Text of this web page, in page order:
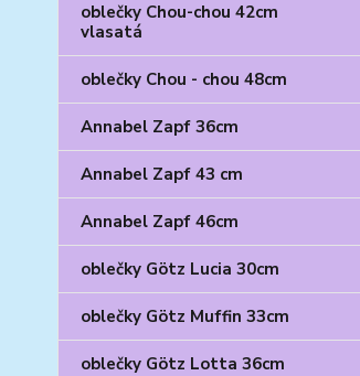
oblečky Chou-chou 42cm
vlasatá
oblečky Chou - chou 48cm
Annabel Zapf 36cm
Annabel Zapf 43 cm
Annabel Zapf 46cm
oblečky Götz Lucia 30cm
oblečky Götz Muffin 33cm
oblečky Götz Lotta 36cm